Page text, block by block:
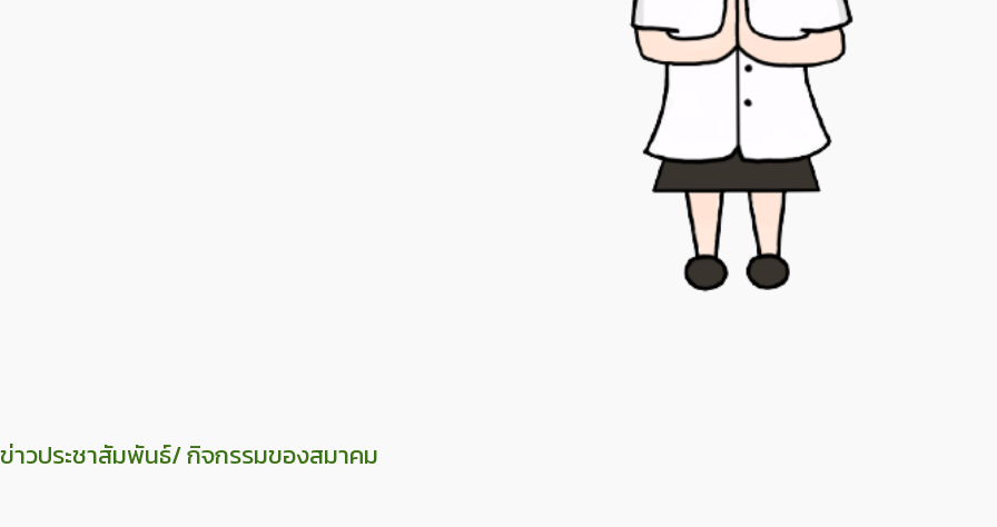
ข่าวประชาสัมพันธ์/ กิจกรรมของสมาคม